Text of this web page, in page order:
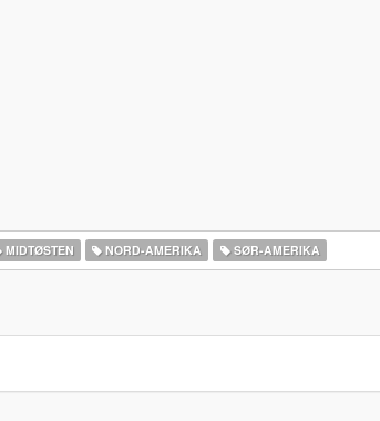
MIDTØSTEN NORD-AMERIKA‎ SØR-AMERIKA‎